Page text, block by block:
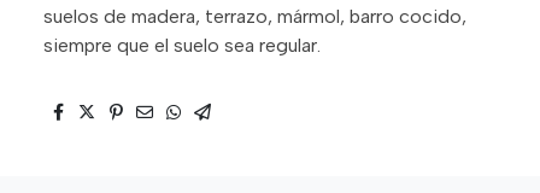
suelos de madera, terrazo, mármol, barro cocido,
siempre que el suelo sea regular.